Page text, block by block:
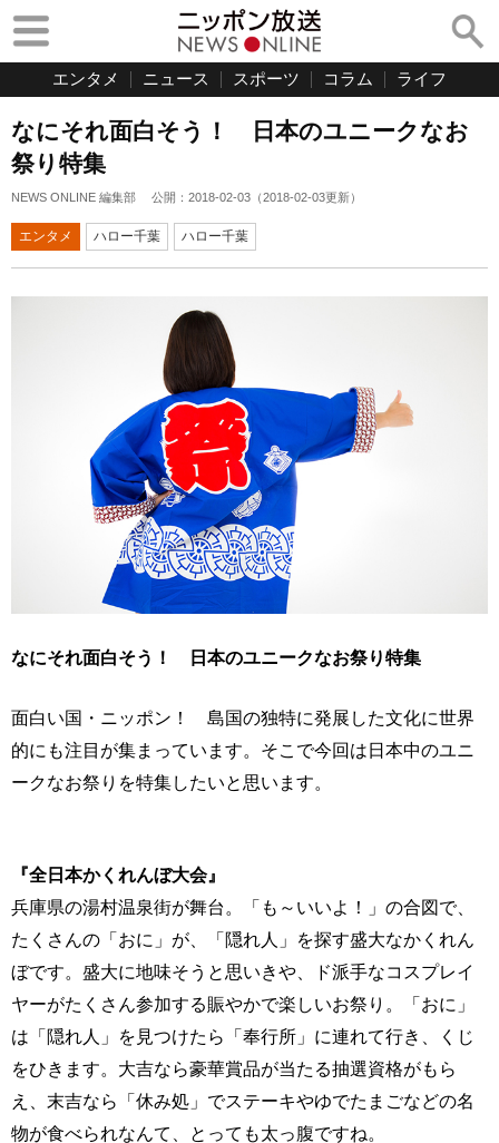
エンタメ ニュース スポーツ コラム ライフ
なにそれ面白そう！ 日本のユニークなお
祭り特集
NEWS ONLINE 編集部 公開： 2018-02-03 （2018-02-03更新）
エンタメ ハロー千葉 ハロー千葉
なにそれ面白そう！ 日本のユニークなお祭り特集
面白い国・ニッポン！ 島国の独特に発展した文化に世界
的にも注目が集まっています。そこで今回は日本中のユニ
ークなお祭りを特集したいと思います。
『全日本かくれんぼ大会』
兵庫県の湯村温泉街が舞台。「も～いいよ！」の合図で、
たくさんの「おに」が、「隠れ人」を探す盛大なかくれん
ぼです。盛大に地味そうと思いきや、ド派手なコスプレイ
ヤーがたくさん参加する賑やかで楽しいお祭り。「おに」
は「隠れ人」を見つけたら「奉行所」に連れて行き、くじ
をひきます。大吉なら豪華賞品が当たる抽選資格がもら
え、末吉なら「休み処」でステーキやゆでたまごなどの名
物が食べられなんて、とっても太っ腹ですね。